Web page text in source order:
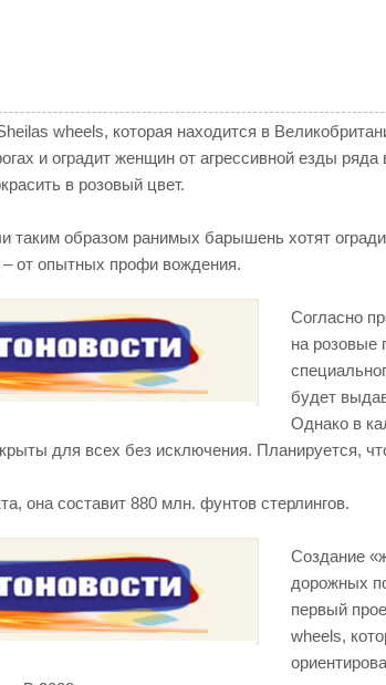
wheels, которая находится в
и оградит женщин от агрессивной езды
в розовый цвет.
таким образом ранимых барышень хотят
от опытных профи вождения.
Согласно
на розовые
будет
Однако в
для всех без исключения. Планируется,
она составит 880 млн. фунтов стерлингов.
Создание
дорожных
первый
wheels,